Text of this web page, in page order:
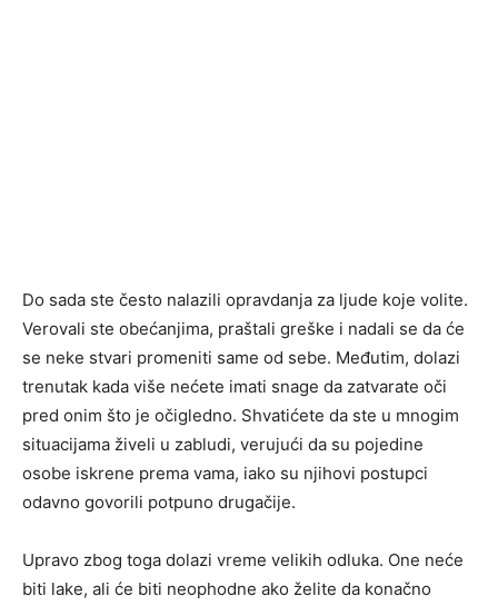
Do sada ste često nalazili opravdanja za ljude koje volite.
Verovali ste obećanjima, praštali greške i nadali se da će
se neke stvari promeniti same od sebe. Međutim, dolazi
trenutak kada više nećete imati snage da zatvarate oči
pred onim što je očigledno. Shvatićete da ste u mnogim
situacijama živeli u zabludi, verujući da su pojedine
osobe iskrene prema vama, iako su njihovi postupci
odavno govorili potpuno drugačije.
Upravo zbog toga dolazi vreme velikih odluka. One neće
biti lake, ali će biti neophodne ako želite da konačno